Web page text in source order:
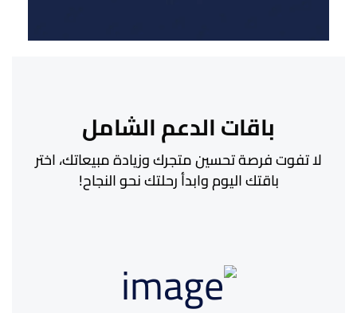
باقات الدعم الشامل
لا تفوت فرصة تحسين متجرك وزيادة مبيعاتك، اختر
باقتك اليوم وابدأ رحلتك نحو النجاح!